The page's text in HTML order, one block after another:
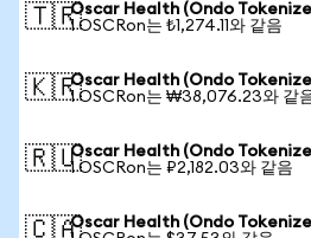
🇹🇷Oscar Health (Ondo
1 OSCRon는 ₺1,274.11와 같음
🇰🇷Oscar Health (Ondo
1 OSCRon는 ₩38,076.23와 같
🇷🇺Oscar Health (Ondo
1 OSCRon는 ₽2,182.03와 같음
🇨🇦Oscar Health (Ondo